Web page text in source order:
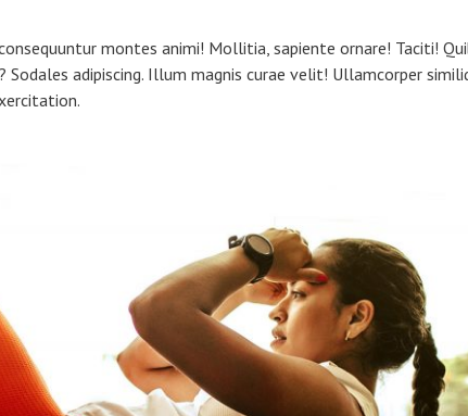
montes animi! Mollitia, sapiente ornare! Taciti!
adipiscing. Illum magnis curae velit! Ullamcorper